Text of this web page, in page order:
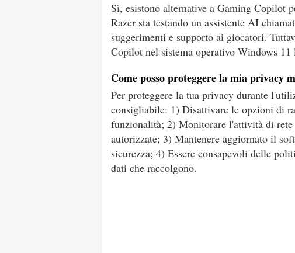
Sì, esistono alternative a Gaming Copilot
Razer sta testando un assistente AI
suggerimenti e supporto ai giocatori.
Copilot nel sistema operativo Windows
Come posso proteggere la mia privacy
Per proteggere la tua privacy durante
consigliabile: 1) Disattivare le opzioni di
funzionalità; 2) Monitorare l'attività di
autorizzate; 3) Mantenere aggiornato il
sicurezza; 4) Essere consapevoli delle
dati che raccolgono.